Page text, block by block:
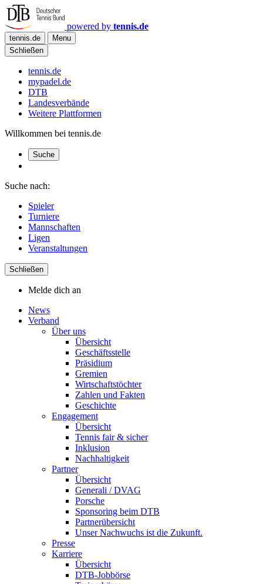
powered by tennis.de
tennis.de
Menu
Schließen
tennis.de
mypadel.de
DTB
Landesverbände
Weitere Plattformen
Willkommen bei tennis.de
Suche
Suche nach:
Spieler
Turniere
Mannschaften
Ligen
Veranstaltungen
Schließen
Melde dich an
News
Verband
Über uns
Übersicht
Geschäftsstelle
Präsidium
Gremien
Wirtschaftstöchter
Zahlen und Fakten
Geschichte
Engagement
Übersicht
Tennis fair & sicher
Inklusion
Nachhaltigkeit
Partner
Übersicht
Generali / DVAG
Porsche
Sponsoring beim DTB
Partnerübersicht
Unser Nachwuchs ist die Zukunft.
Presse
Karriere
Übersicht
DTB-Jobbörse